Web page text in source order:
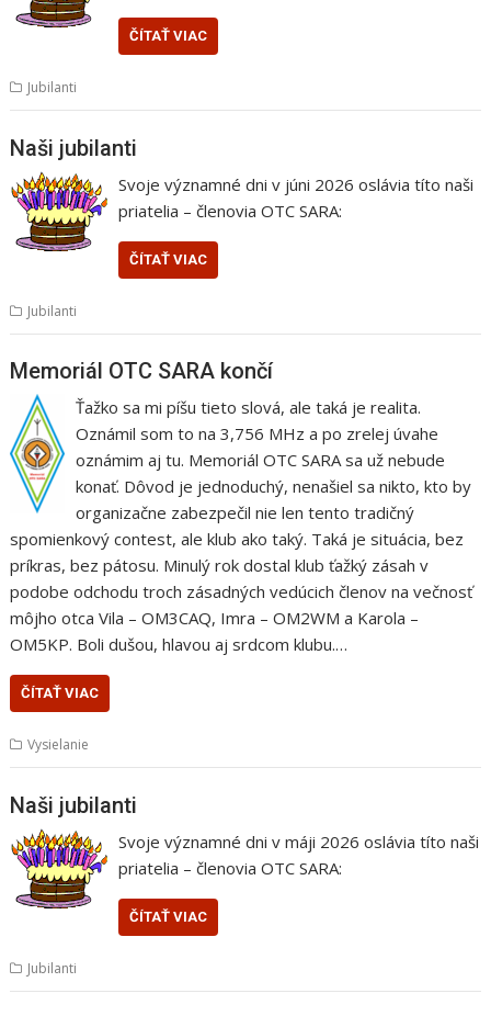
ČÍTAŤ VIAC
Jubilanti
Naši jubilanti
Svoje významné dni v júni 2026 oslávia títo naši
priatelia – členovia OTC SARA:
ČÍTAŤ VIAC
Jubilanti
Memoriál OTC SARA končí
Ťažko sa mi píšu tieto slová, ale taká je realita.
Oznámil som to na 3,756 MHz a po zrelej úvahe
oznámim aj tu. Memoriál OTC SARA sa už nebude
konať. Dôvod je jednoduchý, nenašiel sa nikto, kto by
organizačne zabezpečil nie len tento tradičný
spomienkový contest, ale klub ako taký. Taká je situácia, bez
príkras, bez pátosu. Minulý rok dostal klub ťažký zásah v
podobe odchodu troch zásadných vedúcich členov na večnosť
môjho otca Vila – OM3CAQ, Imra – OM2WM a Karola –
OM5KP. Boli dušou, hlavou aj srdcom klubu.…
ČÍTAŤ VIAC
Vysielanie
Naši jubilanti
Svoje významné dni v máji 2026 oslávia títo naši
priatelia – členovia OTC SARA:
ČÍTAŤ VIAC
Jubilanti